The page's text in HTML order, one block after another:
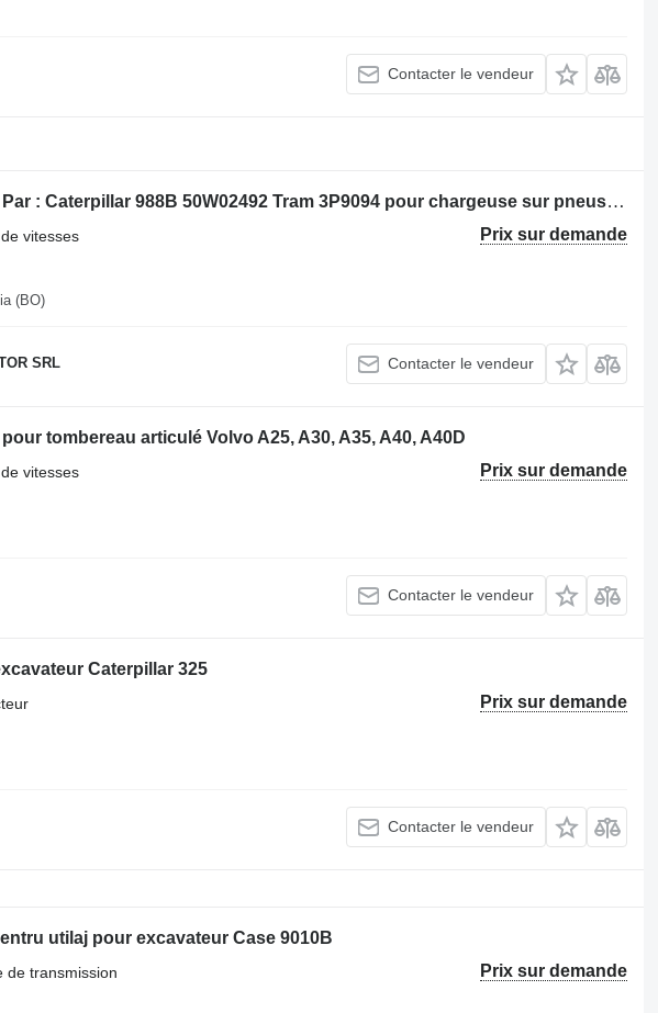
Contacter le vendeur
Boîte de vitesses Par : Caterpillar 988B 50W02492 Tram 3P9094 pour chargeuse sur pneus Caterpillar 988B 50W02492
Prix sur demande
vitesses
(BO)
SRL Contacter le vendeur
tombereau articulé Volvo A25, A30, A35, A40, A40D
Prix sur demande
vitesses
Contacter le vendeur
Caterpillar 325
Prix sur demande
Contacter le vendeur
utilaj pour excavateur Case 9010B
Prix sur demande
de transmission